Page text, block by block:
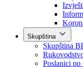
Skupština